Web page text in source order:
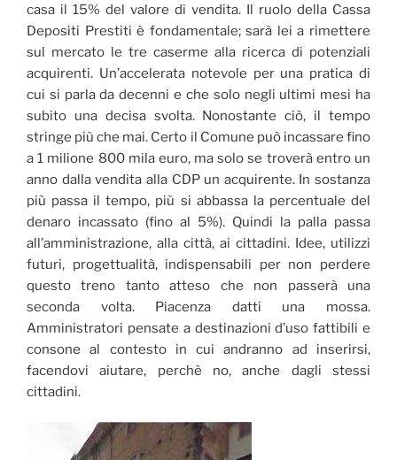
casa il 15% del valore di vendita. Il ruolo della Cassa
Depositi Prestiti è fondamentale; sarà lei a rimettere
sul mercato le tre caserme alla ricerca di potenziali
acquirenti. Un’accelerata notevole per una pratica di
cui si parla da decenni e che solo negli ultimi mesi ha
subito una decisa svolta. Nonostante ciò, il tempo
stringe più che mai. Certo il Comune può incassare fino
a 1 milione 800 mila euro, ma solo se troverà entro un
anno dalla vendita alla CDP un acquirente. In sostanza
più passa il tempo, più si abbassa la percentuale del
denaro incassato (fino al 5%). Quindi la palla passa
all’amministrazione, alla città, ai cittadini. Idee, utilizzi
futuri, progettualità, indispensabili per non perdere
questo treno tanto atteso che non passerà una
seconda volta. Piacenza datti una mossa.
Amministratori pensate a destinazioni d’uso fattibili e
consone al contesto in cui andranno ad inserirsi,
facendovi aiutare, perchè no, anche dagli stessi
cittadini.